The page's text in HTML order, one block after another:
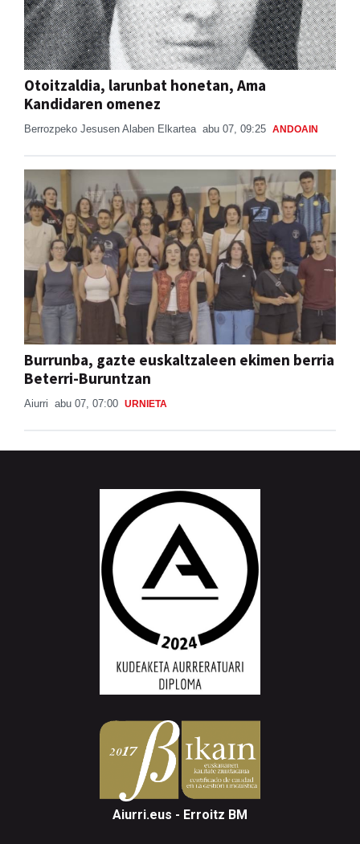
Otoitzaldia, larunbat honetan, Ama
Kandidaren omenez
Berrozpeko Jesusen Alaben Elkartea abu 07, 09:25 ANDOAIN
Burrunba, gazte euskaltzaleen ekimen berria
Beterri-Buruntzan
Aiurri abu 07, 07:00 URNIETA
Aiurri.eus - Erroitz BM